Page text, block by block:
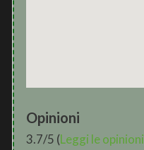
Opinioni
3.7/5 (Leggi le opinioni